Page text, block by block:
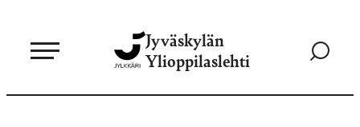
sisältöön
Jyväskylän
Ylioppilaslehti
Siirry